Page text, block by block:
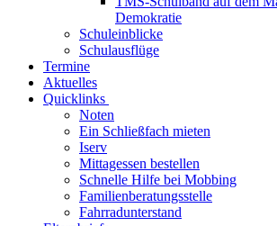
Demokratie
Schuleinblicke
Schulausflüge
Termine
Aktuelles
Quicklinks
Noten
Ein Schließfach mieten
Iserv
Mittagessen bestellen
Schnelle Hilfe bei Mobbing
Familienberatungsstelle
Fahrradunterstand